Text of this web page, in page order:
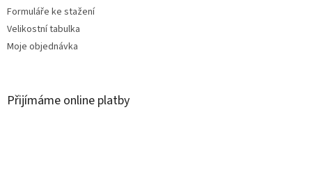
Formuláře ke stažení
Velikostní tabulka
Moje objednávka
Přijímáme online platby